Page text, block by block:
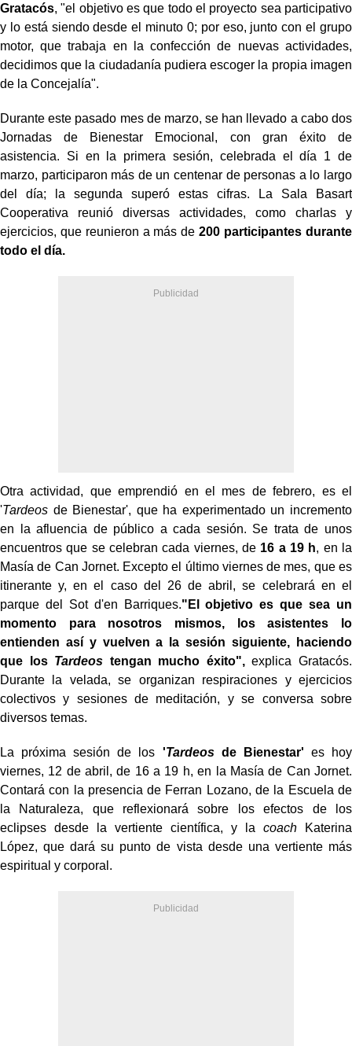
Gratacós, "el objetivo es que todo el proyecto sea participativo
y lo está siendo desde el minuto 0; por eso, junto con el grupo
motor, que trabaja en la confección de nuevas actividades,
decidimos que la ciudadanía pudiera escoger la propia imagen
de la Concejalía".
Durante este pasado mes de marzo, se han llevado a cabo dos
Jornadas de Bienestar Emocional, con gran éxito de
asistencia. Si en la primera sesión, celebrada el día 1 de
marzo, participaron más de un centenar de personas a lo largo
del día; la segunda superó estas cifras. La Sala Basart
Cooperativa reunió diversas actividades, como charlas y
ejercicios, que reunieron a más de 200 participantes durante
todo el día.
Otra actividad, que emprendió en el mes de febrero, es el
'Tardeos de Bienestar', que ha experimentado un incremento
en la afluencia de público a cada sesión. Se trata de unos
encuentros que se celebran cada viernes, de 16 a 19 h, en la
Masía de Can Jornet. Excepto el último viernes de mes, que es
itinerante y, en el caso del 26 de abril, se celebrará en el
parque del Sot d'en Barriques."El objetivo es que sea un
momento para nosotros mismos, los asistentes lo
entienden así y vuelven a la sesión siguiente, haciendo
que los Tardeos tengan mucho éxito",explica Gratacós.
Durante la velada, se organizan respiraciones y ejercicios
colectivos y sesiones de meditación, y se conversa sobre
diversos temas.
La próxima sesión de los 'Tardeosde Bienestar' es hoy
viernes, 12 de abril, de 16 a 19 h, en la Masía de Can Jornet.
Contará con la presencia de Ferran Lozano, de la Escuela de
la Naturaleza, que reflexionará sobre los efectos de los
eclipses desde la vertiente científica, y la coachKaterina
López, que dará su punto de vista desde una vertiente más
espiritual y corporal.